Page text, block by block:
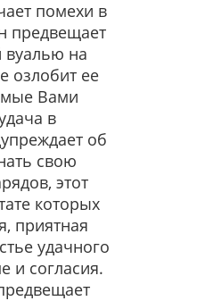
помехи в
предвещает
вуалью на
озлобит ее
Вами
в
об
свою
этот
которых
приятная
удачного
и согласия.